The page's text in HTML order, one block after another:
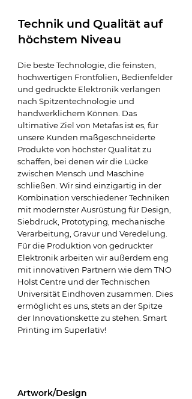
Technik und Qualität auf
höchstem Niveau
Die beste Technologie, die feinsten,
hochwertigen Frontfolien, Bedienfelder
und gedruckte Elektronik verlangen
nach Spitzentechnologie und
handwerklichem Können. Das
ultimative Ziel von Metafas ist es, für
unsere Kunden maßgeschneiderte
Produkte von höchster Qualität zu
schaffen, bei denen wir die Lücke
zwischen Mensch und Maschine
schließen. Wir sind einzigartig in der
Kombination verschiedener Techniken
mit modernster Ausrüstung für Design,
Siebdruck, Prototyping, mechanische
Verarbeitung, Gravur und Veredelung.
Für die Produktion von gedruckter
Elektronik arbeiten wir außerdem eng
mit innovativen Partnern wie dem TNO
Holst Centre und der Technischen
Universität Eindhoven zusammen. Dies
ermöglicht es uns, stets an der Spitze
der Innovationskette zu stehen. Smart
Printing im Superlativ!
Artwork/Design